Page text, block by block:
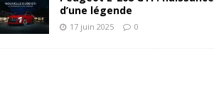
d’une légende
17 juin 2025 0